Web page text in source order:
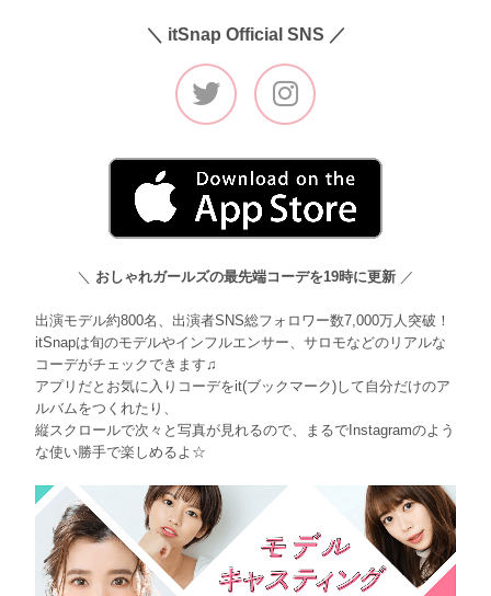
＼ itSnap Official SNS ／
＼ おしゃれガールズの最先端コーデを19時に更新 ／
出演モデル約800名、出演者SNS総フォロワー数7,000万人突破！
itSnapは旬のモデルやインフルエンサー、サロモなどのリアルな
コーデがチェックできます♫
アプリだとお気に入りコーデをit(ブックマーク)して自分だけのア
ルバムをつくれたり、
縦スクロールで次々と写真が見れるので、まるでInstagramのよう
な使い勝手で楽しめるよ☆